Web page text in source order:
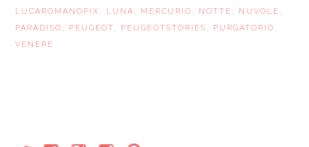
LUCAROMANOPIX , LUNA , MERCURIO , NOTTE , NUVOLE ,
PARADISO , PEUGEOT, PEUGEOTSTORIES , PURGATORIO ,
VENERE